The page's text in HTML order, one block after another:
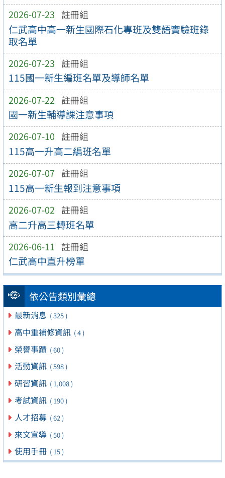
2026-07-23 註冊組
仁武高中高一新生國際石化專班及雙語實驗班錄
取名單
2026-07-23 註冊組
115國一新生編班名單及導師名單
2026-07-22 註冊組
國一新生輔導課注意事項
2026-07-10 註冊組
115高一升高二編班名單
2026-07-07 註冊組
115高一新生報到注意事項
2026-07-02 註冊組
高二升高三轉班名單
2026-06-11 註冊組
仁武高中直升榜單
依公告類別彙總
最新消息 ( 325 )
高中重補修資訊 ( 4 )
榮譽事蹟 ( 60 )
活動資訊 ( 598 )
研習資訊 ( 1,008 )
考試資訊 ( 190 )
人才招募 ( 62 )
來文宣導 ( 50 )
使用手冊 ( 15 )